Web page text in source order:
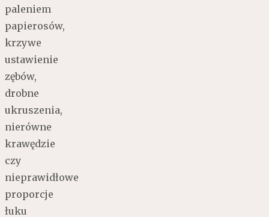
paleniem
papierosów,
krzywe
ustawienie
zębów,
drobne
ukruszenia,
nierówne
krawędzie
czy
nieprawidłowe
proporcje
łuku